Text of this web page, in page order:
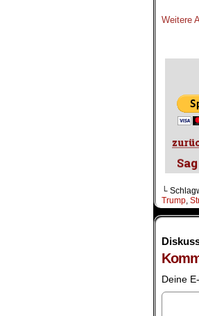
Weitere
└
Trump
Deine